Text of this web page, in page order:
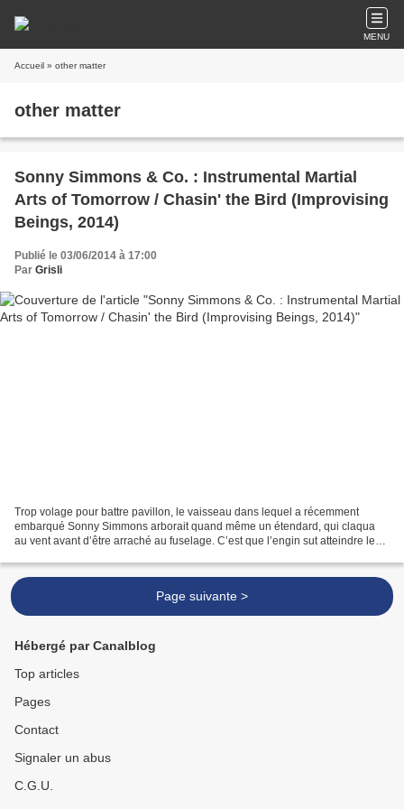
MENU
Accueil » other matter
other matter
Sonny Simmons & Co. : Instrumental Martial
Arts of Tomorrow / Chasin' the Bird (Improvising
Beings, 2014)
Publié le 03/06/2014 à 17:00
Par Grisli
Trop volage pour battre pavillon, le vaisseau dans lequel a récemment
embarqué Sonny Simmons arborait quand même un étendard, qui claqua
au vent avant d’être arraché au fuselage. C’est que l’engin sut atteindre les
Page suivante >
Hébergé par Canalblog
Top articles
Pages
Contact
Signaler un abus
C.G.U.